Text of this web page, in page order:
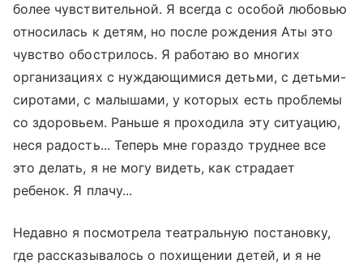
более чувствительной. Я всегда с особой любовью
относилась к детям, но после рождения Аты это
чувство обострилось. Я работаю во многих
организациях с нуждающимися детьми, с детьми-
сиротами, с малышами, у которых есть проблемы
со здоровьем. Раньше я проходила эту ситуацию,
неся радость... Теперь мне гораздо труднее все
это делать, я не могу видеть, как страдает
ребенок. Я плачу...
Недавно я посмотрела театральную постановку,
где рассказывалось о похищении детей, и я не